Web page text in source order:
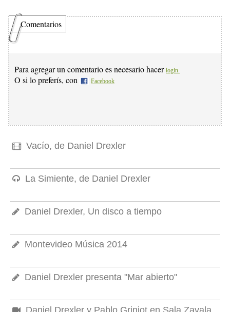
Comentarios
Para agregar un comentario es necesario hacer login.
O si lo preferís, con Facebook
Vacío, de Daniel Drexler
La Simiente, de Daniel Drexler
Daniel Drexler, Un disco a tiempo
Montevideo Música 2014
Daniel Drexler presenta "Mar abierto"
Daniel Drexler y Pablo Grinjot en Sala Zavala